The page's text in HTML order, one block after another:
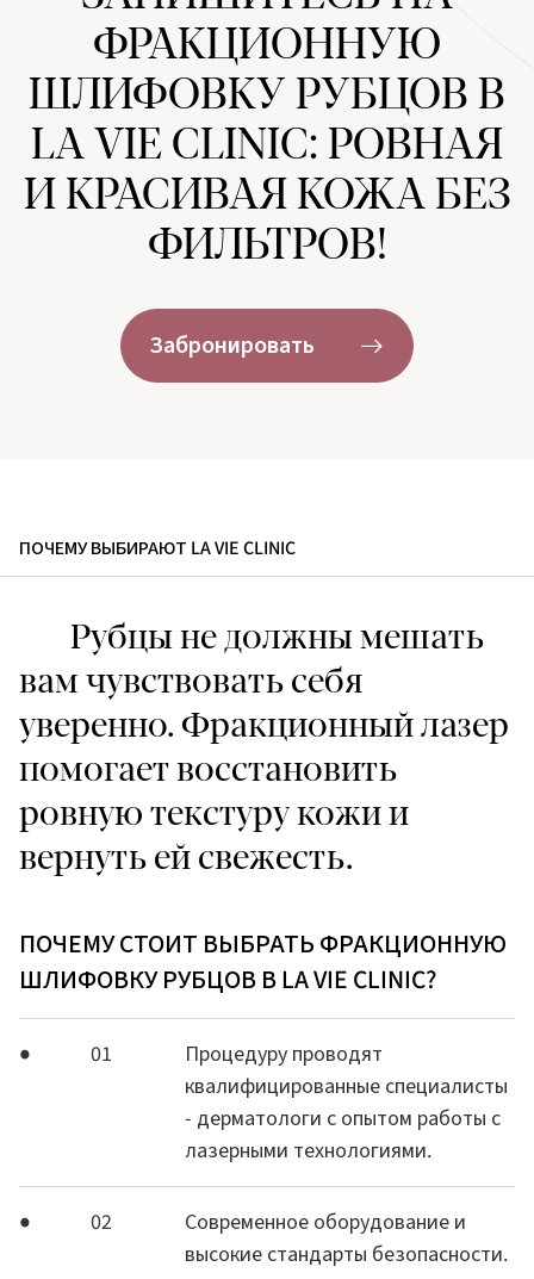
ФРАКЦИОННУЮ
ШЛИФОВКУ РУБЦОВ В
LA VIE CLINIC: РОВНАЯ
И КРАСИВАЯ КОЖА БЕЗ
ФИЛЬТРОВ!
Забронировать
ПОЧЕМУ ВЫБИРАЮТ LA VIE CLINIC
Рубцы не должны мешать
вам чувствовать себя
уверенно. Фракционный лазер
помогает восстановить
ровную текстуру кожи и
вернуть ей свежесть.
ПОЧЕМУ СТОИТ ВЫБРАТЬ ФРАКЦИОННУЮ
ШЛИФОВКУ РУБЦОВ В LA VIE CLINIC?
01
Процедуру проводят
квалифицированные специалисты
- дерматологи с опытом работы с
лазерными технологиями.
02
Современное оборудование и
высокие стандарты безопасности.